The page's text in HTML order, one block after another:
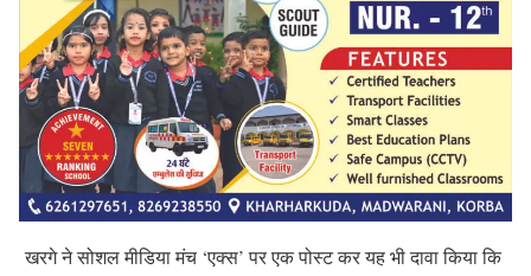
खरगे ने सोशल मीडिया मंच ‘एक्स’ पर एक पोस्ट कर यह भी दावा किया कि